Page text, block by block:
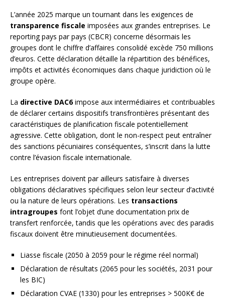
L’année 2025 marque un tournant dans les exigences de
transparence fiscale imposées aux grandes entreprises. Le
reporting pays par pays (CBCR) concerne désormais les
groupes dont le chiffre d’affaires consolidé excède 750 millions
d’euros. Cette déclaration détaille la répartition des bénéfices,
impôts et activités économiques dans chaque juridiction où le
groupe opère.
La directive DAC6impose aux intermédiaires et contribuables
de déclarer certains dispositifs transfrontières présentant des
caractéristiques de planification fiscale potentiellement
agressive. Cette obligation, dont le non-respect peut entraîner
des sanctions pécuniaires conséquentes, s’inscrit dans la lutte
contre l’évasion fiscale internationale.
Les entreprises doivent par ailleurs satisfaire à diverses
obligations déclaratives spécifiques selon leur secteur d’activité
ou la nature de leurs opérations. Les transactions
intragroupes font l’objet d’une documentation prix de
transfert renforcée, tandis que les opérations avec des paradis
fiscaux doivent être minutieusement documentées.
Liasse fiscale (2050 à 2059 pour le régime réel normal)
Déclaration de résultats (2065 pour les sociétés, 2031 pour
les BIC)
Déclaration CVAE (1330) pour les entreprises > 500K€ de